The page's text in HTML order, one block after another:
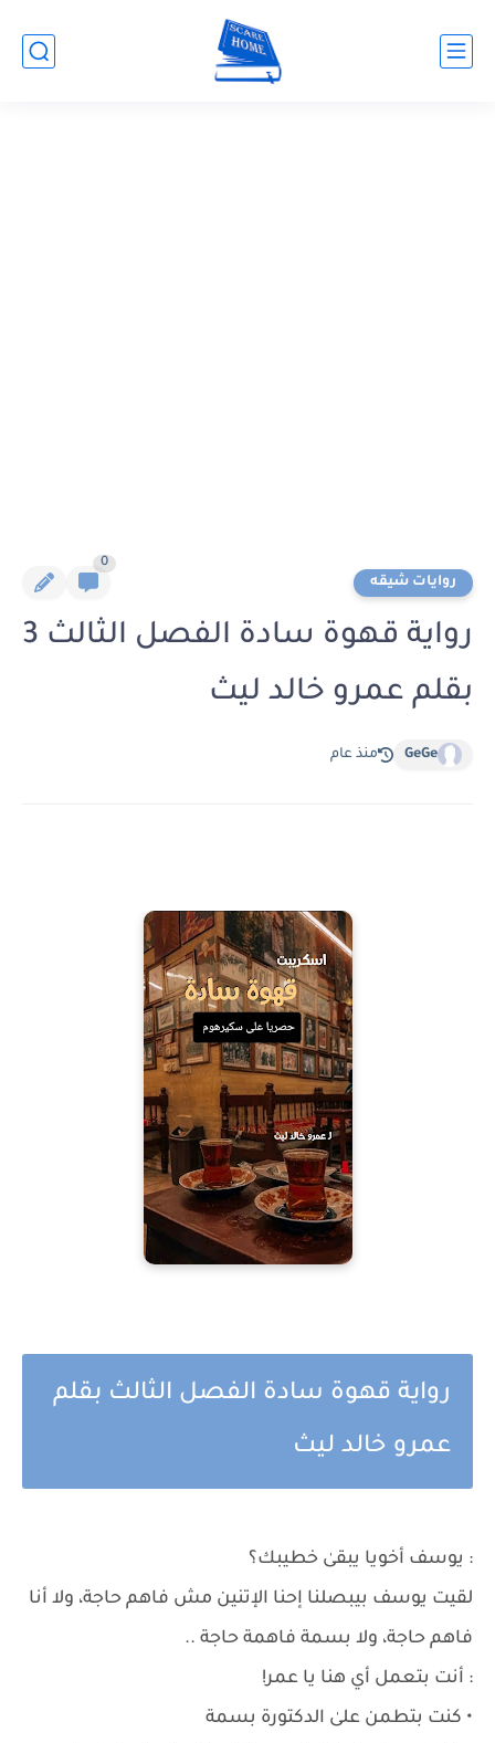
روايات شيقه
0
رواية قهوة سادة الفصل الثالث 3
بقلم عمرو خالد ليث
GeGe منذ عام
رواية قهوة سادة الفصل الثالث بقلم
عمرو خالد ليث
: يوسف أخويا يبقىٰ خطيبك؟
لقيت يوسف بيبصلنا إحنا الإتنين مش فاهم حاجة، ولا أنا
فاهم حاجة، ولا بسمة فاهمة حاجة ..
: أنت بتعمل أي هنا يا عمر!
• كنت بتطمن علىٰ الدكتورة بسمة